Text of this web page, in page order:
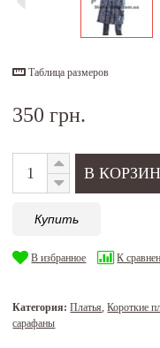
Таблица размеров
350 грн.
Купить
В избранное К
Категория:Платья,Короткие
сарафаны